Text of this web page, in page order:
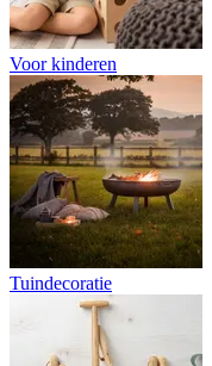
Voor kinderen
Tuindecoratie